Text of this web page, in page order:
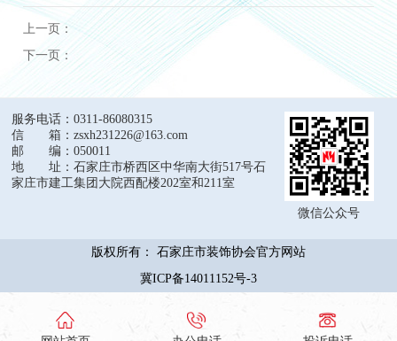
上一页：
下一页：
服务电话：0311-86080315
信 箱：zsxh231226@163.com
邮 编：050011
地 址：石家庄市桥西区中华南大街517号石
家庄市建工集团大院西配楼202室和211室
微信公众号
版权所有： 石家庄市装饰协会官方网站
冀ICP备14011152号-3